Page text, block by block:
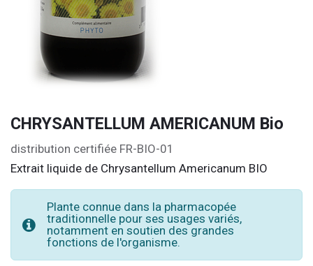
CHRYSANTELLUM AMERICANUM Bio
distribution certifiée FR-BIO-01
Extrait liquide de Chrysantellum Americanum BIO
Plante connue dans la pharmacopée
traditionnelle pour ses usages variés,
notamment en soutien des grandes
fonctions de l'organisme.